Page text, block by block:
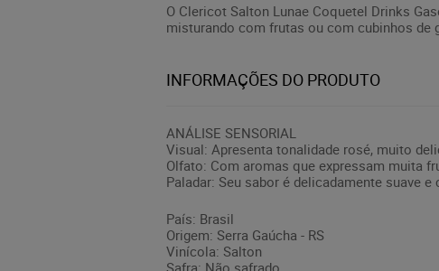
O Clericot Salton Lunae Coquetel Drinks
misturando com frutas ou com cubinhos de
INFORMAÇÕES DO PRODUTO
ANÁLISE SENSORIAL
Visual: Apresenta tonalidade rosé, muito
Olfato: Com aromas que expressam muita
Paladar: Seu sabor é delicadamente suave
País: Brasil
Origem: Serra Gaúcha - RS
Vinícola: Salton
Safra: Não safrado